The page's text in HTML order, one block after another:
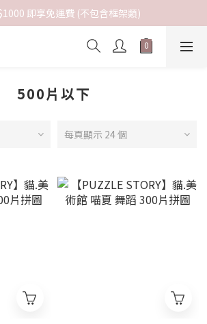
即享免運費 (不包含框架類)
500片以下
每頁顯示 24 個